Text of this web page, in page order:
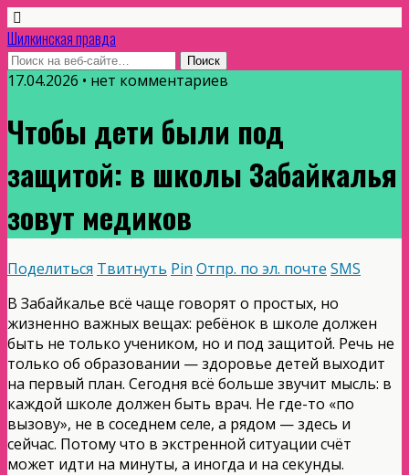
Шилкинская правда
17.04.2026 • нет комментариев
Чтобы дети были под
защитой: в школы Забайкалья
зовут медиков
Поделиться Твитнуть Pin Отпр. по эл. почте SMS
В Забайкалье всё чаще говорят о простых, но
жизненно важных вещах: ребёнок в школе должен
быть не только учеником, но и под защитой. Речь не
только об образовании — здоровье детей выходит
на первый план. Сегодня всё больше звучит мысль: в
каждой школе должен быть врач. Не где-то «по
вызову», не в соседнем селе, а рядом — здесь и
сейчас. Потому что в экстренной ситуации счёт
может идти на минуты, а иногда и на секунды.